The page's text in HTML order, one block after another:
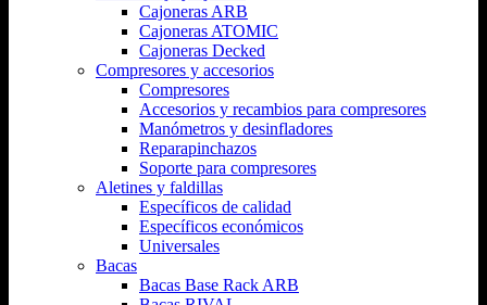
Cajoneras ARB
Cajoneras ATOMIC
Cajoneras Decked
Compresores y accesorios
Compresores
Accesorios y recambios para compresores
Manómetros y desinfladores
Reparapinchazos
Soporte para compresores
Aletines y faldillas
Específicos de calidad
Específicos económicos
Universales
Bacas
Bacas Base Rack ARB